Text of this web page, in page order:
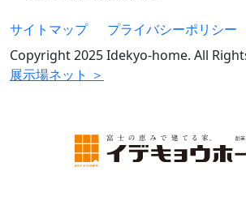
サイトマップ
プライバシーポリシー
Copyright 2025 Idekyo-home. All
展示場ネット ＞